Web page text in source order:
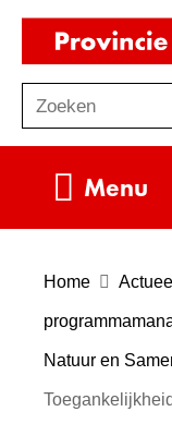
o
e
Zoeken
Menu
Home Actueel
Natuur en